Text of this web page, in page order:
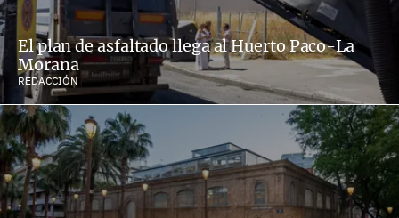
El plan de asfaltado llega al Huerto Paco-La
Morana
REDACCIÓN